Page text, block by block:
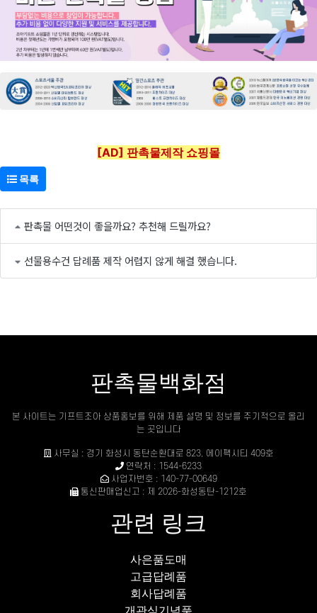
[AD] 판촉물제작 쇼핑몰
목록
판촉물 어떤것이 좋을까요? 추천해 드릴까요?
선물용수건 답례품 제작 어렵지 않게 해결 했습니다.
판촉물백화점
본 사이트는 기프트조아 상품홍보를 위해 제품 설명 및 정보를 주기적으로 올리
는 곳입니다
사무실 : 경기 화성시 동탄순환대로 823, 에이팩시티 409호
연락처 : 1544-6233
사업자번호 : 140-77-00649
통신판매업신고 : 제 2026-화성동탄-1212호
관련 링크
사은품도매
고급답례품
회사답례품
개관식기념품